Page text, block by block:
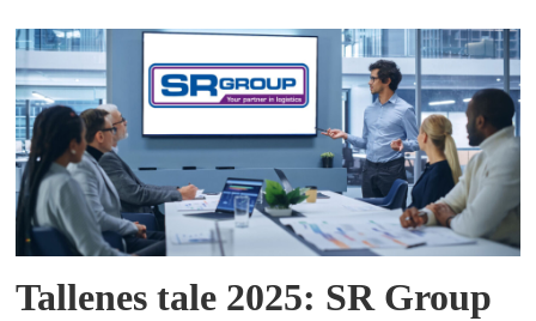
Tallenes tale 2025: SR Group